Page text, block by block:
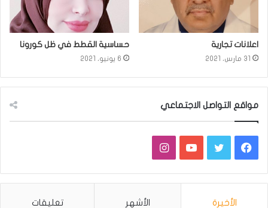
اعلانات تجارية
31 مارس، 2021
حساسية القطط في ظل كورونا
6 يونيو، 2021
مواقع التواصل الاجتماعي
فيسبوكتويتر يوتيوبانستقرام
الأخيرة الأشهر تعليقات